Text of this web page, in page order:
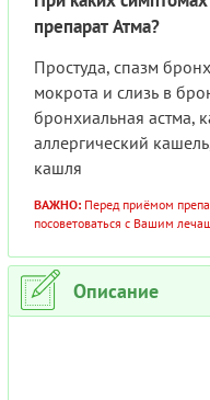
препарат Атма?
Простуда, спазм
мокрота и слизь в
бронхиальная астма,
аллергический
кашля
ВАЖНО: Перед приёмом
посоветоваться с Вашим
Описание